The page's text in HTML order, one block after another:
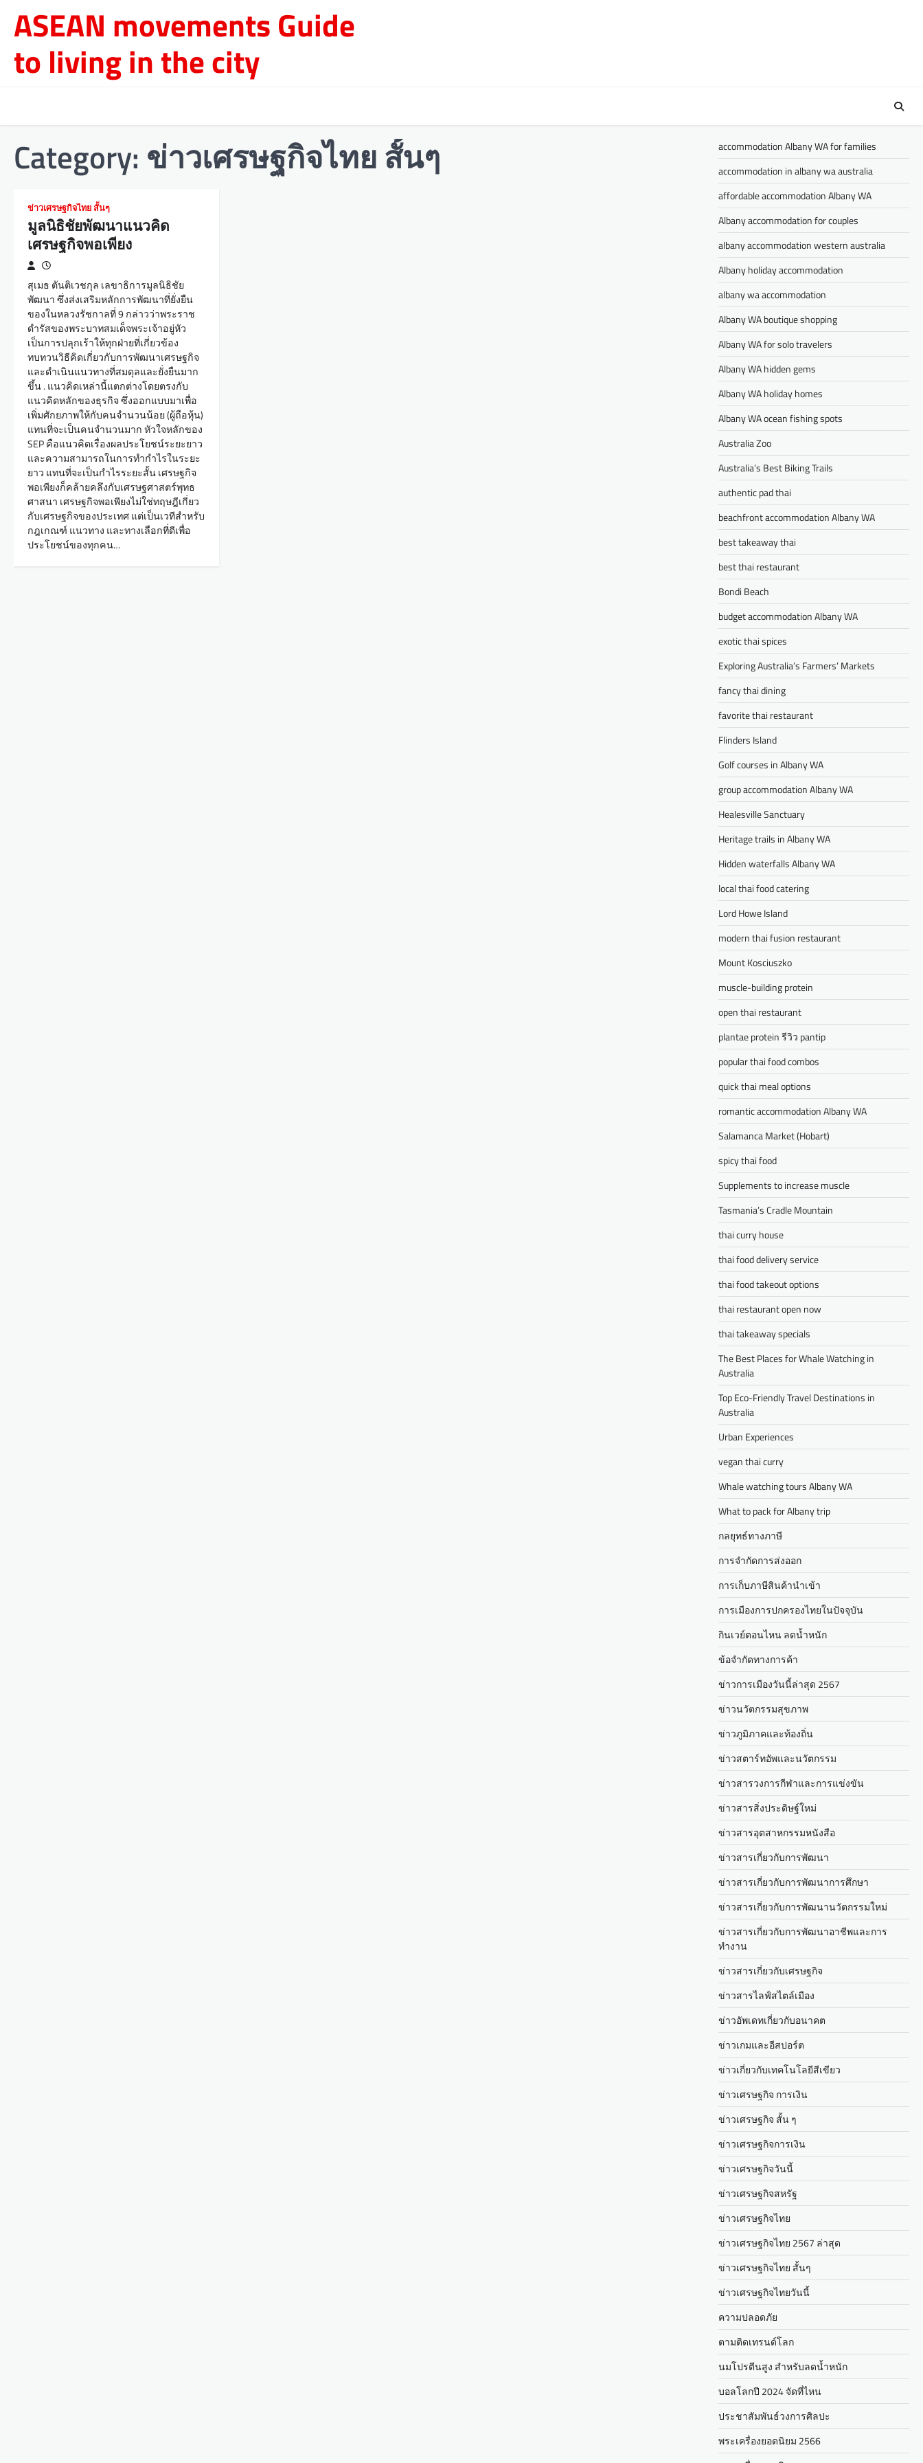
content
ASEAN movements Guide
to living in the city
Category: ข่าวเศรษฐกิจไทย สั้นๆ
ข่าวเศรษฐกิจไทย สั้นๆ
มูลนิธิชัยพัฒนาแนวคิด
เศรษฐกิจพอเพียง
สุเมธ ตันติเวชกุล เลขาธิการมูลนิธิชัย
พัฒนา ซึ่งส่งเสริมหลักการพัฒนาที่ยั่งยืน
ของในหลวงรัชกาลที่ 9 กล่าวว่าพระราช
ดำรัสของพระบาทสมเด็จพระเจ้าอยู่หัว
เป็นการปลุกเร้าให้ทุกฝ่ายที่เกี่ยวข้อง
ทบทวนวิธีคิดเกี่ยวกับการพัฒนาเศรษฐกิจ
และดำเนินแนวทางที่สมดุลและยั่งยืนมาก
ขึ้น . แนวคิดเหล่านี้แตกต่างโดยตรงกับ
แนวคิดหลักของธุรกิจ ซึ่งออกแบบมาเพื่อ
เพิ่มศักยภาพให้กับคนจำนวนน้อย (ผู้ถือหุ้น)
แทนที่จะเป็นคนจำนวนมาก หัวใจหลักของ
SEP คือแนวคิดเรื่องผลประโยชน์ระยะยาว
และความสามารถในการทำกำไรในระยะ
ยาว แทนที่จะเป็นกำไรระยะสั้น เศรษฐกิจ
พอเพียงก็คล้ายคลึงกับเศรษฐศาสตร์พุทธ
ศาสนา เศรษฐกิจพอเพียงไม่ใช่ทฤษฎีเกี่ยว
กับเศรษฐกิจของประเทศ แต่เป็นเวทีสำหรับ
กฎเกณฑ์ แนวทาง และทางเลือกที่ดีเพื่อ
ประโยชน์ของทุกคน…
accommodation Albany WA for families
accommodation in albany wa australia
affordable accommodation Albany WA
Albany accommodation for couples
albany accommodation western australia
Albany holiday accommodation
albany wa accommodation
Albany WA boutique shopping
Albany WA for solo travelers
Albany WA hidden gems
Albany WA holiday homes
Albany WA ocean fishing spots
Australia Zoo
Australia’s Best Biking Trails
authentic pad thai
beachfront accommodation Albany WA
best takeaway thai
best thai restaurant
Bondi Beach
budget accommodation Albany WA
exotic thai spices
Exploring Australia’s Farmers’ Markets
fancy thai dining
favorite thai restaurant
Flinders Island
Golf courses in Albany WA
group accommodation Albany WA
Healesville Sanctuary
Heritage trails in Albany WA
Hidden waterfalls Albany WA
local thai food catering
Lord Howe Island
modern thai fusion restaurant
Mount Kosciuszko
muscle-building protein
open thai restaurant
plantae protein รีวิว pantip
popular thai food combos
quick thai meal options
romantic accommodation Albany WA
Salamanca Market (Hobart)
spicy thai food
Supplements to increase muscle
Tasmania’s Cradle Mountain
thai curry house
thai food delivery service
thai food takeout options
thai restaurant open now
thai takeaway specials
The Best Places for Whale Watching in
Australia
Top Eco-Friendly Travel Destinations in
Australia
Urban Experiences
vegan thai curry
Whale watching tours Albany WA
What to pack for Albany trip
กลยุทธ์ทางภาษี
การจำกัดการส่งออก
การเก็บภาษีสินค้านำเข้า
การเมืองการปกครองไทยในปัจจุบัน
กินเวย์ตอนไหน ลดน้ำหนัก
ข้อจำกัดทางการค้า
ข่าวการเมืองวันนี้ล่าสุด 2567
ข่าวนวัตกรรมสุขภาพ
ข่าวภูมิภาคและท้องถิ่น
ข่าวสตาร์ทอัพและนวัตกรรม
ข่าวสารวงการกีฬาและการแข่งขัน
ข่าวสารสิ่งประดิษฐ์ใหม่
ข่าวสารอุตสาหกรรมหนังสือ
ข่าวสารเกี่ยวกับการพัฒนา
ข่าวสารเกี่ยวกับการพัฒนาการศึกษา
ข่าวสารเกี่ยวกับการพัฒนานวัตกรรมใหม่
ข่าวสารเกี่ยวกับการพัฒนาอาชีพและการ
ทำงาน
ข่าวสารเกี่ยวกับเศรษฐกิจ
ข่าวสารไลฟ์สไตล์เมือง
ข่าวอัพเดทเกี่ยวกับอนาคต
ข่าวเกมและอีสปอร์ต
ข่าวเกี่ยวกับเทคโนโลยีสีเขียว
ข่าวเศรษฐกิจ การเงิน
ข่าวเศรษฐกิจ สั้น ๆ
ข่าวเศรษฐกิจการเงิน
ข่าวเศรษฐกิจวันนี้
ข่าวเศรษฐกิจสหรัฐ
ข่าวเศรษฐกิจไทย
ข่าวเศรษฐกิจไทย 2567 ล่าสุด
ข่าวเศรษฐกิจไทย สั้นๆ
ข่าวเศรษฐกิจไทยวันนี้
ความปลอดภัย
ตามติดเทรนด์โลก
นมโปรตีนสูง สำหรับลดน้ำหนัก
บอลโลกปี 2024 จัดที่ไหน
ประชาสัมพันธ์วงการศิลปะ
พระเครื่องยอดนิยม 2566